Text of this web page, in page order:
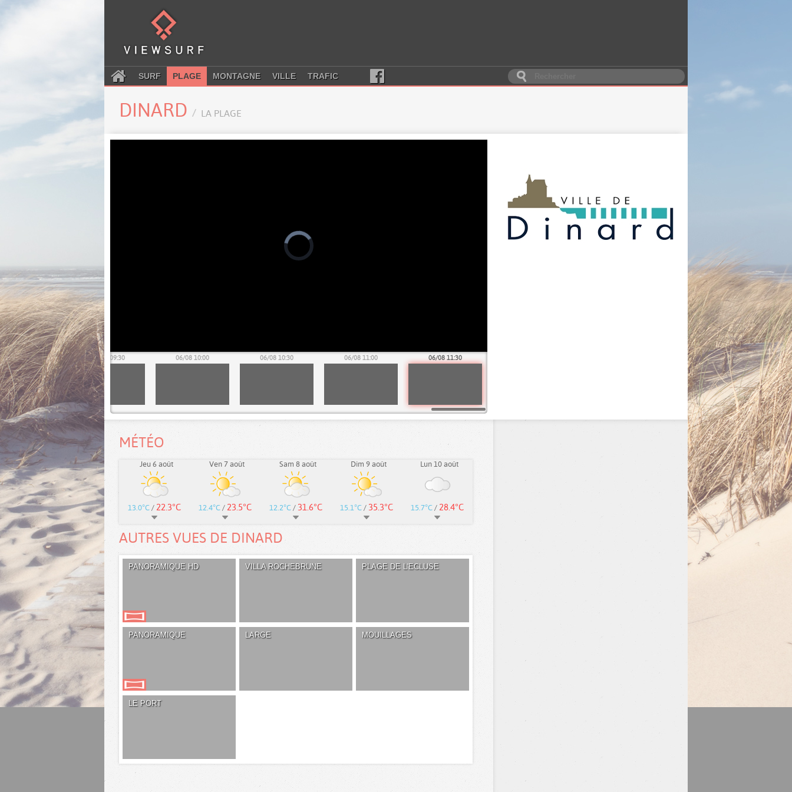
SURF PLAGE MONTAGNE VILLE TRAFIC
DINARD LA PLAGE
06/08 09:00 06/08 09:30 06/08 10:00 06/08 10:30 06/08 11:00 06/08 11:30
MÉTÉO
Jeu 6 août
13.0°C / 22.3°C
Ven 7 août
12.4°C / 23.5°C
Sam 8 août
12.2°C / 31.6°C
Dim 9 août
15.1°C / 35.3°C
Lun 10 août
15.7°C / 28.4°C
AUTRES VUES DE DINARD
PANORAMIQUE HD VILLA ROCHEBRUNE PLAGE DE L'ECLUSE
PANORAMIQUE LARGE MOUILLAGES
LE PORT